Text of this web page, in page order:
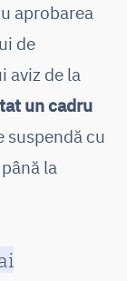
aprobarea
de
aviz de la
un cadru
cu
la